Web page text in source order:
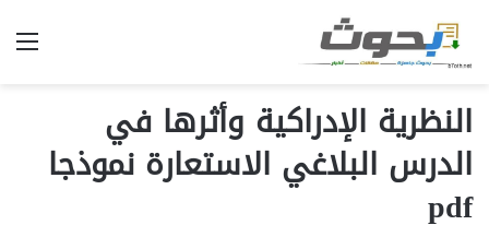
النظرية الإدراكية وأثرها في
الدرس البلاغي الاستعارة نموذجا
pdf